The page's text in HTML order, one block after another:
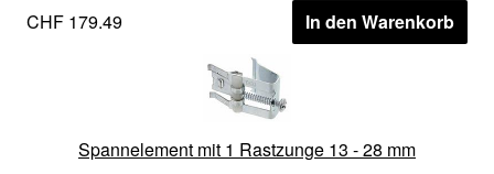
CHF 179.49 In den Warenkorb
Spannelement mit 1 Rastzunge 13 - 28 mm